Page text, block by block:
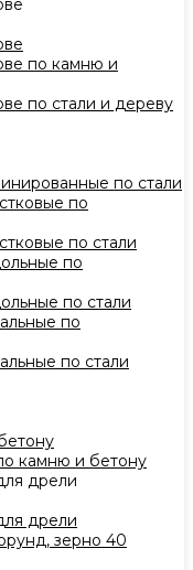
по камню и
по стали и дереву
по стали
по
по стали
по
по стали
по
по стали
камню и бетону
дрели
дрели
зерно 40